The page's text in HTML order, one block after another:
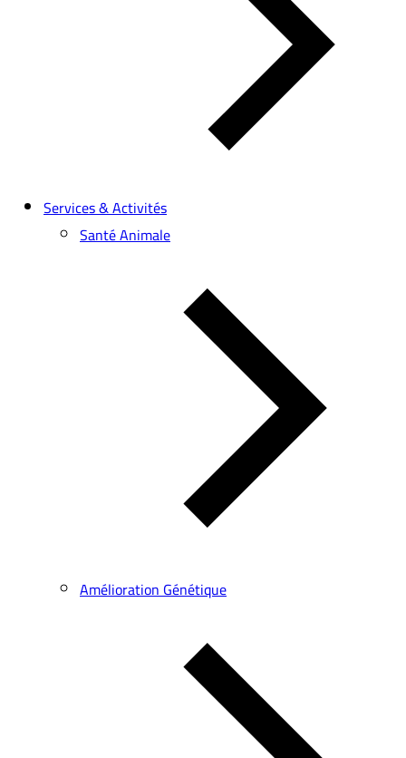
Services & Activités
Santé Animale
Amélioration Génétique